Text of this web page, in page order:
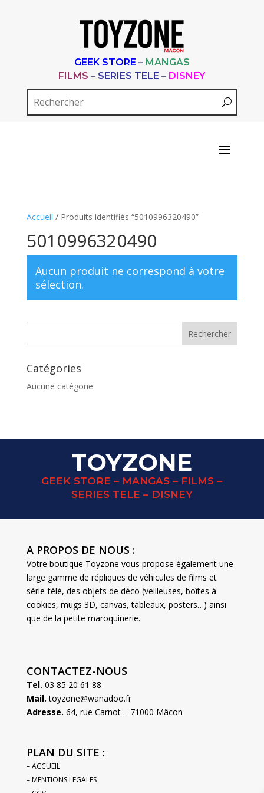
GEEK STORE – MANGAS
FILMS – SERIES TELE – DISNEY
Accueil / Produits identifiés “5010996320490”
5010996320490
Aucun produit ne correspond à votre
sélection.
Catégories
Aucune catégorie
TOYZONE
GEEK STORE – MANGAS – FILMS –
SERIES TELE – DISNEY
A PROPOS DE NOUS :
Votre boutique Toyzone vous propose également une
large gamme de répliques de véhicules de films et
série-télé, des objets de déco (veilleuses, boîtes à
cookies, mugs 3D, canvas, tableaux, posters…) ainsi
que de la petite maroquinerie.
CONTACTEZ-NOUS
Tel. 03 85 20 61 88
Mail. toyzone@wanadoo.fr
Adresse. 64, rue Carnot – 71000 Mâcon
PLAN DU SITE :
– ACCUEIL
– MENTIONS LEGALES